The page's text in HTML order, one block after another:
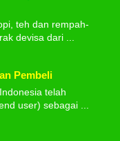
teh dan rempah-
devisa dari ...
Pembeli
telah
user) sebagai ...